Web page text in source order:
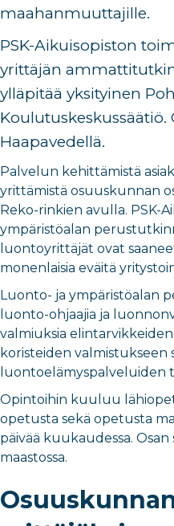
maahanmuuttajille.
PSK-Aikuisopiston
yrittäjän
ylläpitää yksityinen
Haapavedellä.
Palvelun kehittämistä
yrittämistä osuuskunnan
Reko-rinkien avulla. PSK-
ympäristöalan
luontoyrittäjät ovat
monenlaisia eväitä
Luonto- ja ympäristöalan
luonto-ohjaajia ja
valmiuksia
koristeiden
luontoelämyspalveluiden
Opintoihin kuuluu
opetusta sekä opetusta
päivää kuukaudessa.
maastossa.